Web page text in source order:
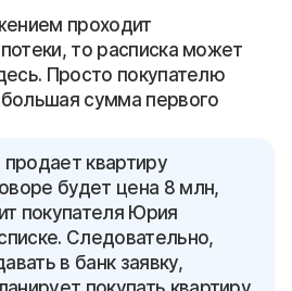
проходит
то расписка может
Просто покупателю
сумма первого
продает квартиру
будет цена 8 млн,
покупателя Юрия
Следовательно,
в банк заявку,